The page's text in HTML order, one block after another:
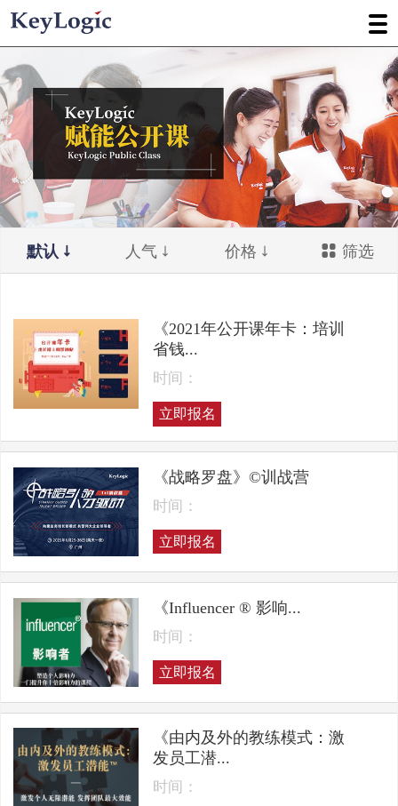
默认 人气 价格 筛选
《2021年公开课年卡：培训
省钱...
时间：
立即报名
《战略罗盘》©训战营
时间：
立即报名
《Influencer ® 影响...
时间：
立即报名
《由内及外的教练模式：激
发员工潜...
时间：